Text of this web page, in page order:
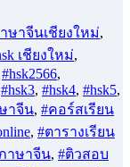
ษาจีนเชียงใหม่,
เชียงใหม่,
#hsk2566,
#hsk3, #hsk4, #hsk5,
าจีน, #คอร์สเรียน
, #ตารางเรียน
าษาจีน, #ติวสอบ